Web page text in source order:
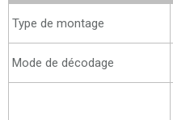
Type de montage
Mode de décodage